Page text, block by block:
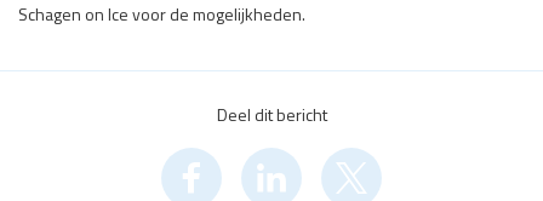
Schagen on Ice voor de mogelijkheden.
Deel dit bericht